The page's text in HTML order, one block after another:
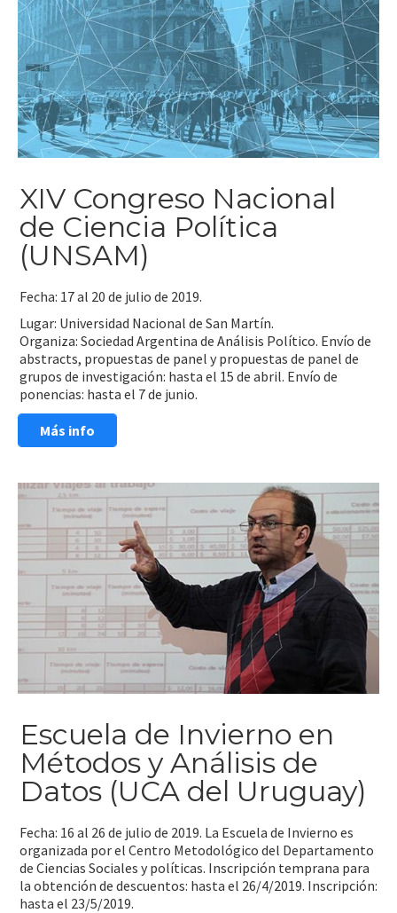
XIV Congreso Nacional
de Ciencia Política
(UNSAM)
Fecha: 17 al 20 de julio de 2019.
Lugar: Universidad Nacional de San Martín.
Organiza: Sociedad Argentina de Análisis Político. Envío de
abstracts, propuestas de panel y propuestas de panel de
grupos de investigación: hasta el 15 de abril. Envío de
ponencias: hasta el 7 de junio.
Más info
Escuela de Invierno en
Métodos y Análisis de
Datos (UCA del Uruguay)
Fecha: 16 al 26 de julio de 2019. La Escuela de Invierno es
organizada por el Centro Metodológico del Departamento
de Ciencias Sociales y políticas. Inscripción temprana para
la obtención de descuentos: hasta el 26/4/2019. Inscripción:
hasta el 23/5/2019.